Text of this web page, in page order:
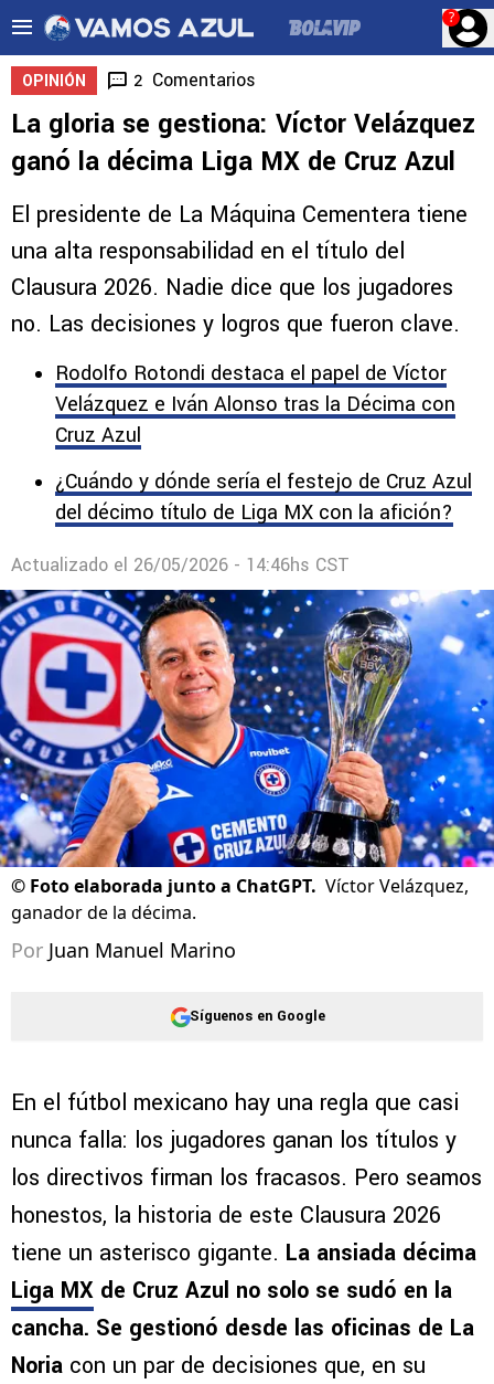
?
OPINIÓN 2 Comentarios
La gloria se gestiona: Víctor Velázquez
ganó la décima Liga MX de Cruz Azul
El presidente de La Máquina Cementera tiene
una alta responsabilidad en el título del
Clausura 2026. Nadie dice que los jugadores
no. Las decisiones y logros que fueron clave.
Rodolfo Rotondi destaca el papel de Víctor
Velázquez e Iván Alonso tras la Décima con
Cruz Azul
¿Cuándo y dónde sería el festejo de Cruz Azul
del décimo título de Liga MX con la afición?
Actualizado el 26/05/2026 - 14:46hs CST
© Foto elaborada junto a ChatGPT. Víctor Velázquez,
ganador de la décima.
Por Juan Manuel Marino
Síguenos en Google
En el fútbol mexicano hay una regla que casi
nunca falla: los jugadores ganan los títulos y
los directivos firman los fracasos. Pero seamos
honestos, la historia de este Clausura 2026
tiene un asterisco gigante. La ansiada décima
Liga MX de Cruz Azul no solo se sudó en la
cancha. Se gestionó desde las oficinas de La
Noria con un par de decisiones que, en su